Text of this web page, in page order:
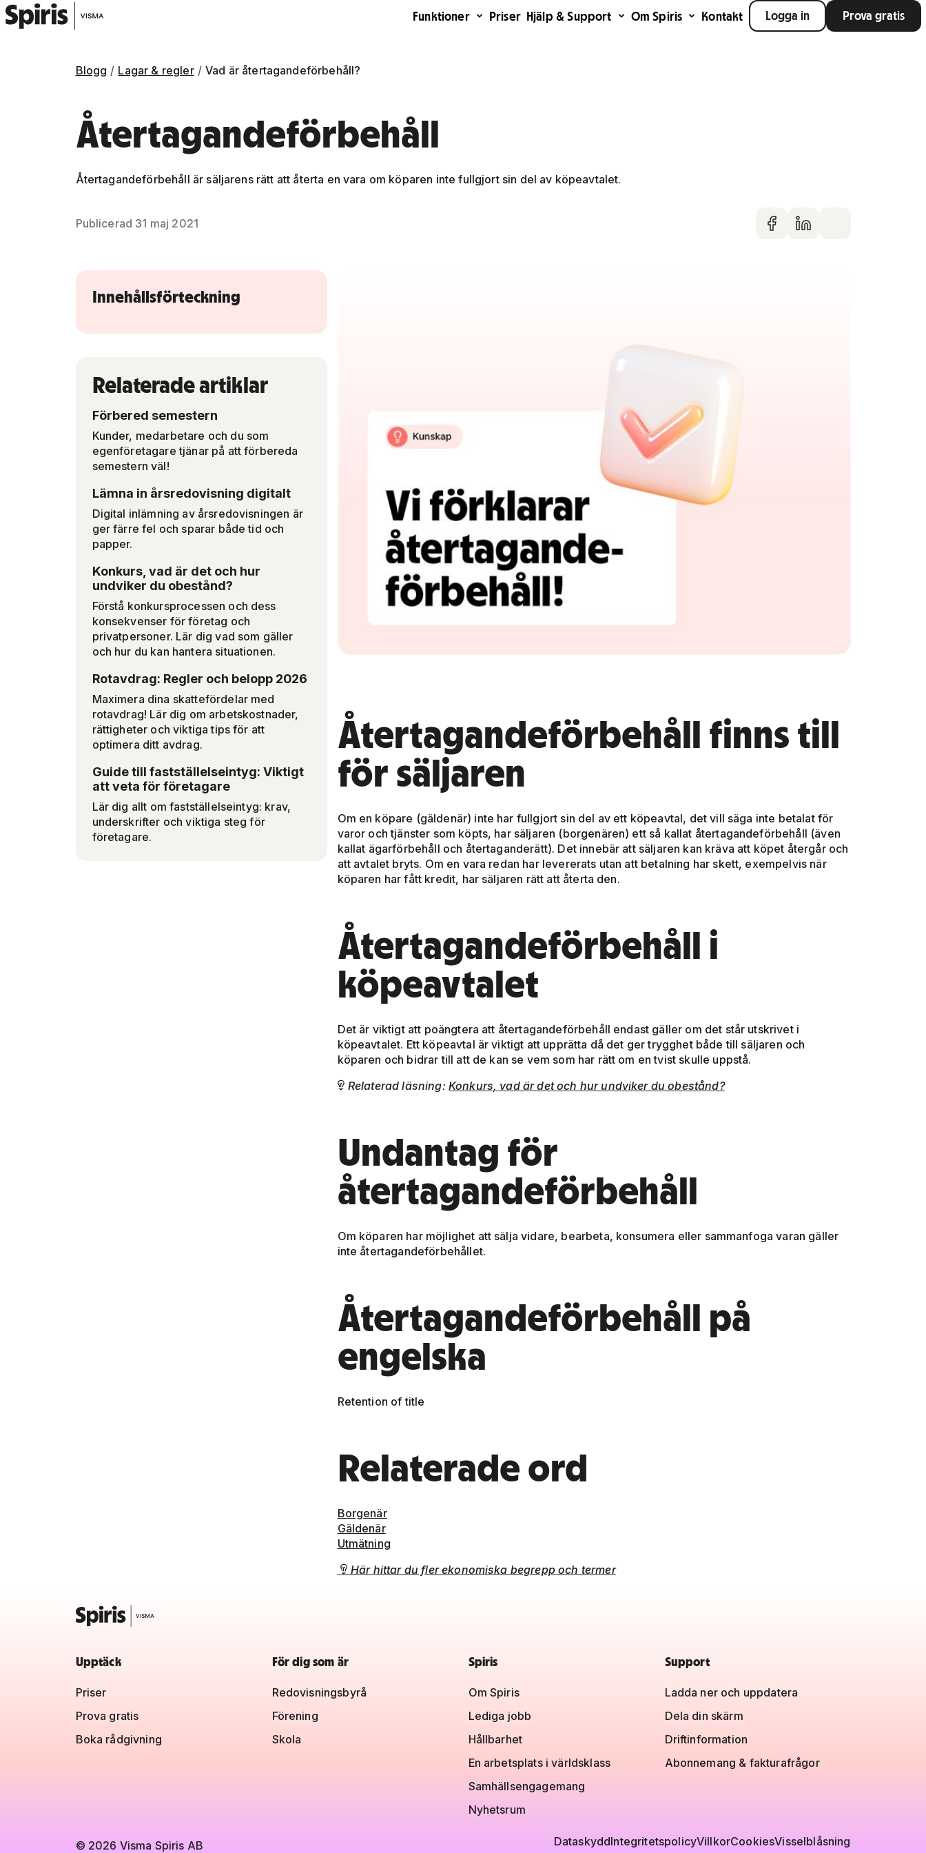
Funktioner Priser Hjälp & Support Om Spiris Kontakt Logga in Prova gratis
Blogg Lagar & regler Vad är återtagandeförbehåll?
Återtagandeförbehåll
Återtagandeförbehåll är säljarens rätt att återta en vara om köparen inte fullgjort sin del av köpeavtalet.
Publicerad 31 maj 2021 Dela på
Dela på
Gå vidare till artikelns
Innehållsförteckning
Relaterade artiklar
Förbered semestern
Kunder, medarbetare och du som
egenföretagare tjänar på att förbereda
semestern väl!
Lämna in årsredovisning digitalt
Digital inlämning av årsredovisningen är
ger färre fel och sparar både tid och
papper.
Konkurs, vad är det och hur
undviker du obestånd?
Förstå konkursprocessen och dess
konsekvenser för företag och
privatpersoner. Lär dig vad som gäller
och hur du kan hantera situationen.
Rotavdrag: Regler och belopp 2026
Maximera dina skattefördelar med
rotavdrag! Lär dig om arbetskostnader,
rättigheter och viktiga tips för att
optimera ditt avdrag.
Guide till fastställelseintyg: Viktigt
att veta för företagare
Lär dig allt om fastställelseintyg: krav,
underskrifter och viktiga steg för
företagare.
Återtagandeförbehåll finns till
för säljaren
Om en köpare (gäldenär) inte har fullgjort sin del av ett köpeavtal, det vill säga inte betalat för
varor och tjänster som köpts, har säljaren (borgenären) ett så kallat återtagandeförbehåll (även
kallat ägarförbehåll och återtaganderätt). Det innebär att säljaren kan kräva att köpet återgår och
att avtalet bryts. Om en vara redan har levererats utan att betalning har skett, exempelvis när
köparen har fått kredit, har säljaren rätt att återta den.
Återtagandeförbehåll i
köpeavtalet
Det är viktigt att poängtera att återtagandeförbehåll endast gäller om det står utskrivet i
köpeavtalet. Ett köpeavtal är viktigt att upprätta då det ger trygghet både till säljaren och
köparen och bidrar till att de kan se vem som har rätt om en tvist skulle uppstå.
 Relaterad läsning: Konkurs, vad är det och hur undviker du obestånd?
Undantag för
återtagandeförbehåll
Om köparen har möjlighet att sälja vidare, bearbeta, konsumera eller sammanfoga varan gäller
inte återtagandeförbehållet.
Återtagandeförbehåll på
engelska
Retention of title
Relaterade ord
Borgenär
Gäldenär
Utmätning
 Här hittar du fler ekonomiska begrepp och termer
Upptäck
Priser
Prova gratis
Boka rådgivning
För dig som är
Redovisningsbyrå
Förening
Skola
Spiris
Om Spiris
Lediga jobb
Hållbarhet
En arbetsplats i världsklass
Samhällsengagemang
Nyhetsrum
Support
Ladda ner och uppdatera
Dela din skärm
Driftinformation
Abonnemang & fakturafrågor
DataskyddIntegritetspolicyVillkorCookiesVisselblåsning
© 2026 Visma Spiris AB